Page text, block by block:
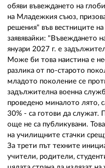
обяви въвеждането на
на Младежкия съюз,
решения" във вестниците
заявявайки: "Въвеждането
януари 2027 г. е
Може би това наистина е
разлика от по-старото
младото поколение се
задължителна военна
проведено миналото лято,
30% - са готови да служат.
още не са публикувани.
на училищните стачки
За трети път техните
учители, родители,